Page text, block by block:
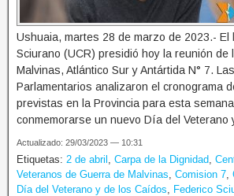
Ushuaia, martes 28 de marzo de 2023.- El
Sciurano (UCR) presidió hoy la reunión de
Malvinas, Atlántico Sur y Antártida N° 7.
Parlamentarios analizaron el cronograma
previstas en la Provincia para esta
conmemorarse un nuevo Día del
Actualizado: 29/03/2023 — 10:31
Etiquetas: 2 de abril Carpa de la Dignidad
Veteranos de Guerra de Malvinas Comision 7
Día del Veterano y de los Caídos
Federico